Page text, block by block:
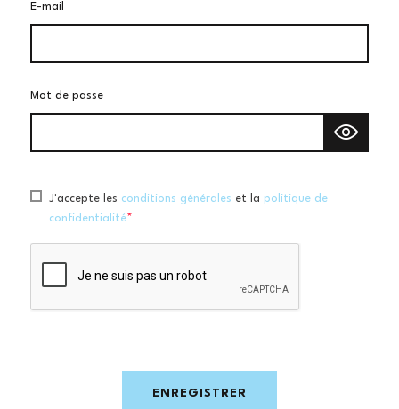
E-mail
Mot de passe
l
J'accepte les conditions générales et la politique de
confidentialité*
ENREGISTRER